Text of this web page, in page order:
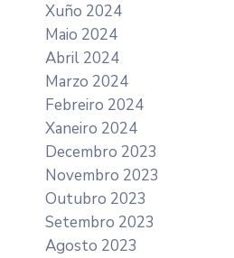
Xuño 2024
Maio 2024
Abril 2024
Marzo 2024
Febreiro 2024
Xaneiro 2024
Decembro 2023
Novembro 2023
Outubro 2023
Setembro 2023
Agosto 2023